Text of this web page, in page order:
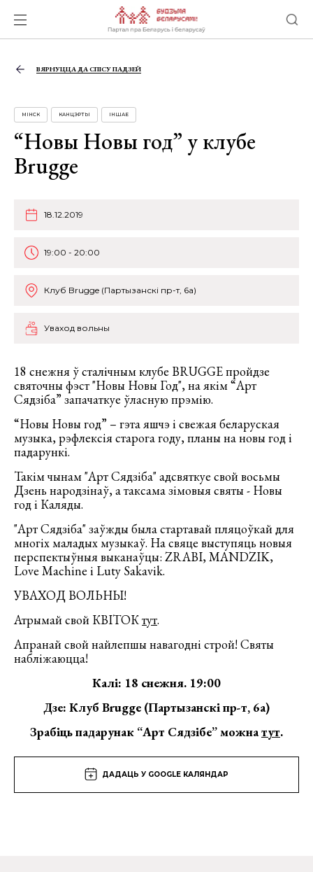
ВЯРНУЦЦА ДА СПІСУ ПАДЗЕЙ
МІНСК КАНЦЭРТЫ ІНШАЕ
“Новы Новы год” у клубе
Brugge
18.12.2019
19:00 - 20:00
Клуб Brugge (Партызанскі пр-т, 6а)
Уваход вольны
18 снежня ў сталічным клубе BRUGGE пройдзе
святочны фэст "Новы Новы Год", на якім “Арт
Сядзіба” запачаткуе ўласную прэмію.
“Новы Новы год” – гэта яшчэ і свежая беларуская
музыка, рэфлексія старога году, планы на новы год і
падарункі.
Такім чынам "Арт Сядзіба" адсвяткуе свой восьмы
Дзень народзінаў, а таксама зімовыя святы - Новы
год і Каляды.
"Арт Сядзіба" заўжды была стартавай пляцоўкай для
многіх маладых музыкаў. На свяце выступяць новыя
перспектыўныя выканаўцы: ZRABI, MANDZIK,
Love Machine i Luty Sakavik.
УВАХОД ВОЛЬНЫ!
Атрымай свой КВІТОКтут.
Апранай свой найлепшы навагодні строй! Святы
набліжаюцца!
Калі: 18 снежня. 19:00
Дзе: Клуб Brugge (Партызанскі пр-т, 6а)
Зрабіць падарунак “Арт Сядзібе” можнатут.
ДАДАЦЬ У GOOGLE КАЛЯНДАР